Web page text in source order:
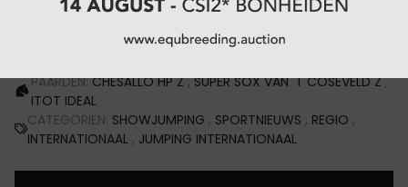
PAARDEN:CHESALLO HP Z,SUPER SOX VAN 'T COSEVELD Z,
ITOT IDEAL
CATEGORIËN: SHOWJUMPING , SPORTNIEUWS , REGIO ,
INTERNATIONAAL , JUMPING INTERNATIONAAL